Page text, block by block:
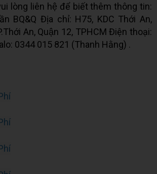
lòng liên hệ để biết thêm thông tin:
BQ&Q Địa chỉ: H75, KDC Thới An,
An, Quận 12, TPHCM Điện thoại:
0344 015 821 (Thanh Hằng) .